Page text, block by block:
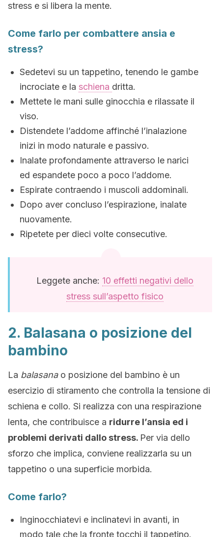
stress e si libera la mente.
Come farlo per combattere ansia e
stress?
Sedetevi su un tappetino, tenendo le gambe
incrociate e la schiena dritta.
Mettete le mani sulle ginocchia e rilassate il
viso.
Distendete l’addome affinché l’inalazione
inizi in modo naturale e passivo.
Inalate profondamente attraverso le narici
ed espandete poco a poco l’addome.
Espirate contraendo i muscoli addominali.
Dopo aver concluso l’espirazione, inalate
nuovamente.
Ripetete per dieci volte consecutive.
Leggete anche: 10 effetti negativi dello
stress sull’aspetto fisico
2. Balasana o posizione del
bambino
La balasanao posizione del bambino è un
esercizio di stiramento che controlla la tensione di
schiena e collo. Si realizza con una respirazione
lenta, che contribuisce a ridurre l’ansia ed i
problemi derivati dallo stress. Per via dello
sforzo che implica, conviene realizzarla su un
tappetino o una superficie morbida.
Come farlo?
Inginocchiatevi e inclinatevi in avanti, in
modo tale che la fronte tocchi il tappetino.